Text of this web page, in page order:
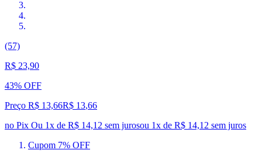
(57)
R$ 23,90
43% OFF
Preço R$ 13,66R$ 13,66
no Pix Ou 1x de R$ 14,12 sem jurosou 1x de R$ 14,12 sem juros
Cupom 7% OFF